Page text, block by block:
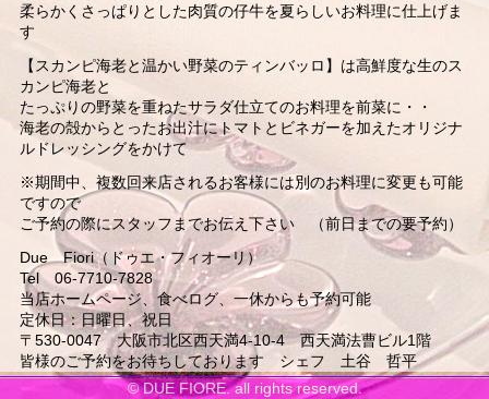
柔らかくさっぱりとした肉質の仔牛を夏らしいお料理に仕上げま
す
【スカンピ海老と温かい野菜のティンバッロ】は高鮮度な生のス
カンピ海老と
たっぷりの野菜を重ねたサラダ仕立てのお料理を前菜に・・
海老の殻からとったお出汁にトマトとビネガーを加えたオリジナ
ルドレッシングをかけて
※期間中、複数回来店されるお客様には別のお料理に変更も可能
ですので
ご予約の際にスタッフまでお伝え下さい （前日までの要予約）
Due Fiori（ドゥエ・フィオーリ）
Tel 06-7710-7828
当店ホームページ、食べログ、一休からも予約可能
定休日：日曜日、祝日
〒530-0047 大阪市北区西天満4-10-4 西天満法曹ビル1階
皆様のご予約をお待ちしております シェフ 土谷 哲平
© DUE FIORE. all rights reserved.